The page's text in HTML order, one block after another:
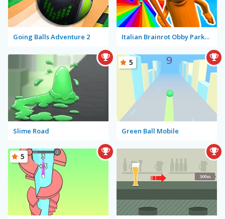
Going Balls Adventure 2 Italian Brainrot Obby Parkour
Slime Road Green Ball Mobile
5
5